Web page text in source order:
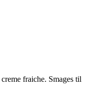
fraiche. Smages til